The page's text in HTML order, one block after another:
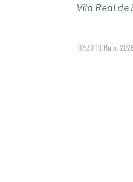
Vila Real
07:30 19 Maio, 2026